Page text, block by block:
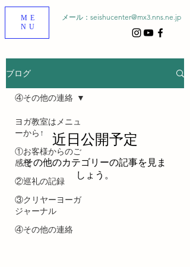
ME
NU
メール： seishucenter@mx3.nns.ne.jp
ブログ
ヨガ教室はメニュ
ーから↑
①お客様からのご
感想
②巡礼の記録
③クリヤーヨーガ
ジャーナル
④その他の連絡
④その他の連絡
近日公開予定
その他のカテゴリーの記事を見ま
しょう。